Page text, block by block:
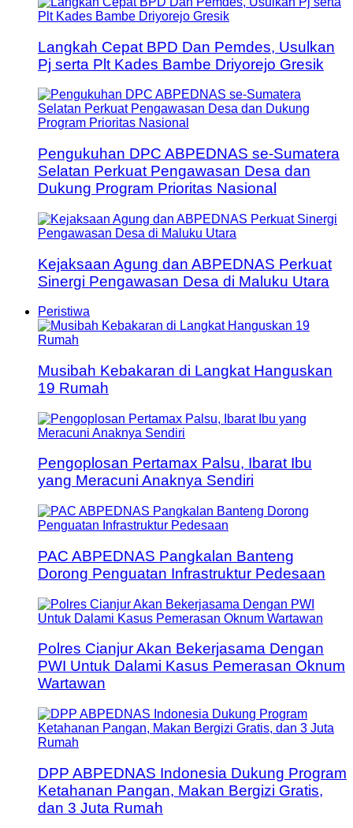
Langkah Cepat BPD Dan Pemdes, Usulkan
Pj serta Plt Kades Bambe Driyorejo Gresik
Pengukuhan DPC ABPEDNAS se-Sumatera
Selatan Perkuat Pengawasan Desa dan
Dukung Program Prioritas Nasional
Kejaksaan Agung dan ABPEDNAS Perkuat
Sinergi Pengawasan Desa di Maluku Utara
Peristiwa
Musibah Kebakaran di Langkat Hanguskan
19 Rumah
Pengoplosan Pertamax Palsu, Ibarat Ibu
yang Meracuni Anaknya Sendiri
PAC ABPEDNAS Pangkalan Banteng
Dorong Penguatan Infrastruktur Pedesaan
Polres Cianjur Akan Bekerjasama Dengan
PWI Untuk Dalami Kasus Pemerasan Oknum
Wartawan
DPP ABPEDNAS Indonesia Dukung Program
Ketahanan Pangan, Makan Bergizi Gratis,
dan 3 Juta Rumah